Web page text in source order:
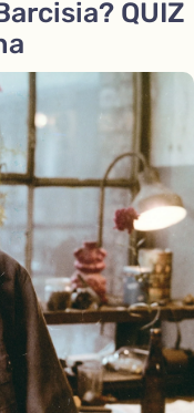
QUIZ